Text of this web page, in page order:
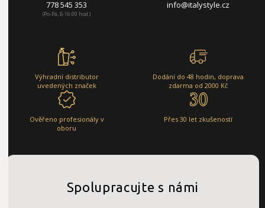
778 545 353
(Po-Pá, 8-16:00 hod.)
info@italystyle.cz
Výhradní distributor
uvedených značek
Dodání do 48 hodin, doprava
zdarma od 2000 Kč
Ověřeno profesionály v
oboru
Přes 30 let zkušeností
Spolupracujte s námi